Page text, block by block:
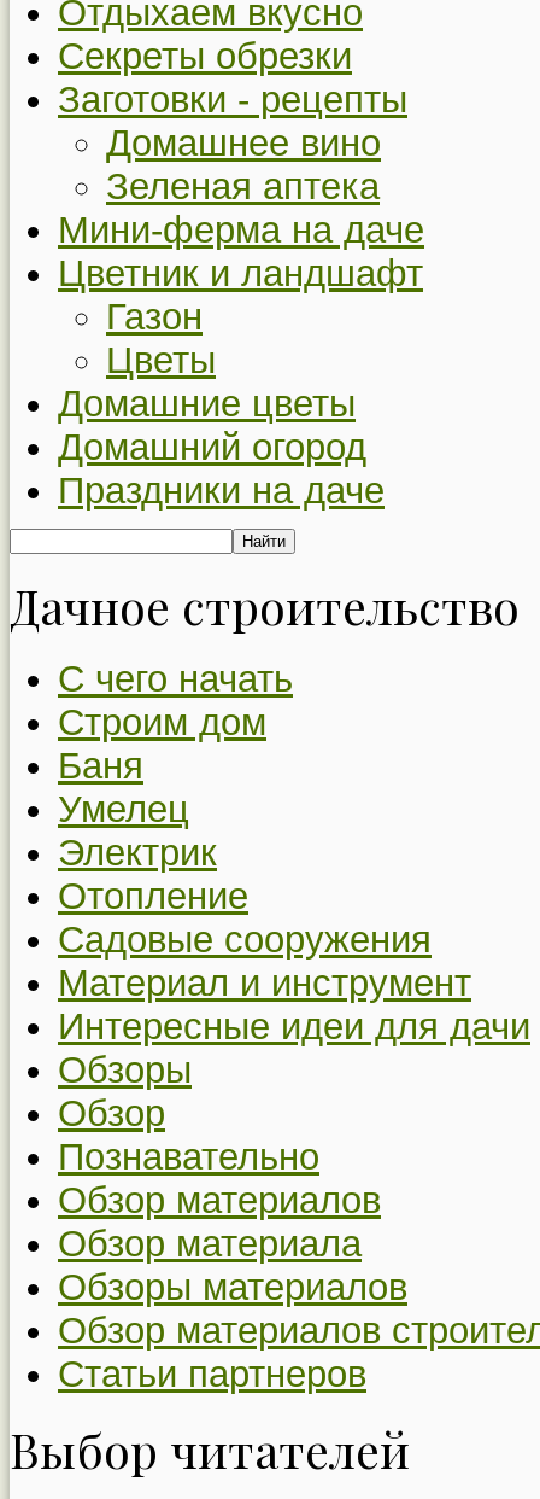
Отдыхаем вкусно
Секреты обрезки
Заготовки - рецепты
Домашнее вино
Зеленая аптека
Мини-ферма на даче
Цветник и ландшафт
Газон
Цветы
Домашние цветы
Домашний огород
Праздники на даче
Дачное строительство
С чего начать
Строим дом
Баня
Умелец
Электрик
Отопление
Садовые сооружения
Материал и инструмент
Интересные идеи для дачи
Обзоры
Обзор
Познавательно
Обзор материалов
Обзор материала
Обзоры материалов
Обзор материалов
Статьи партнеров
Выбор читателей